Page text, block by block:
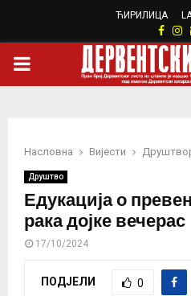
ЋИРИЛИЦА
PRIMARY
Насловна Вијести Друштво
Друштво
Едукација о
рака дојке вечерас
17/10/2024
ПОДЈЕЛИ 0